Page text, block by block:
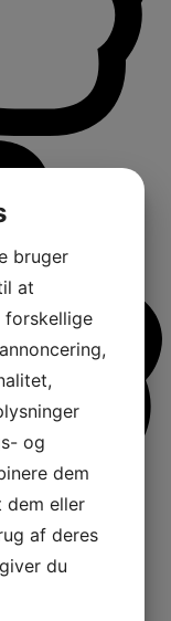
bruger
at
forskellige
og
dem
dem eller
af deres
du